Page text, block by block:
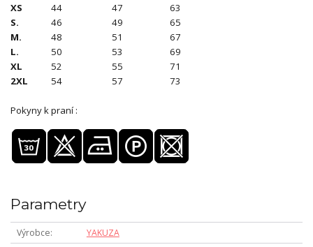
XS
44 47
63
S.
46 49
65
M.
48 51
67
L.
50 53
69
XL
52 55
71
2XL
54 57 73
Pokyny k praní :
Parametry
Výrobce
YAKUZA